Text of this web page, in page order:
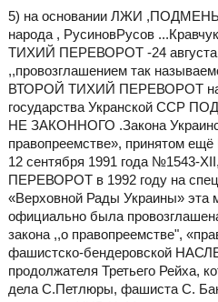
5) на основании ЛЖИ
народа , РусиновРусов
ТИХИЙ ПЕРЕВОРОТ -24 августа
,,провозглашением так
ВТОРОЙ ТИХИЙ ПЕРЕВОРОТ на
государства Укранской ССР
НЕ ЗАКОННОГО .Закона
правопреемстве», принятом
12 сентября 1991 года №1543-
ПЕРЕВОРОТ в 1992 году на
«Верховной Рады Украины» эта
официально была
закона ,,о правопреемстве",
фашистско-бендеровской
продолжателя Третьего Рейха,
дела С.Петлюры, фашиста С.